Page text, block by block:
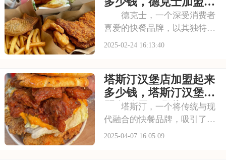
关于霸王茶姬加盟费
多少钱左右啊
德克士，一个深受消费者
喜爱的快餐品牌，以其独特的
口味和优质的服务赢得了广泛
店，那么加盟德克士无疑是一
个明智的选择。本文将为你详
细介绍德克士加盟费用
2025-02-24 16:13:40
塔斯汀汉堡店加盟起来
多少钱，塔斯汀汉堡加
盟条件需要哪些
塔斯汀，一个将传统与现
代融合的快餐品牌，吸引了众
多投资者的目光。接下来，让
2025-04-07 16:05:09